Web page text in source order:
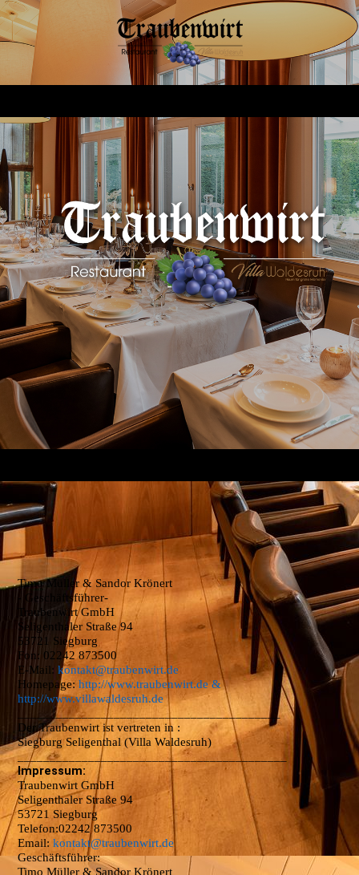
Timo Müller & Sandor Krönert
- Geschäftsführer-
Traubenwirt GmbH
Seligenthaler Straße 94
53721 Siegburg
Fon: 02242 873500
E-Mail:kontakt@traubenwirt.de
Homepage:http://www.traubenwirt.de &
http://www.villawaldesruh.de
_________________________________________
Der Traubenwirt ist vertreten in :
Siegburg Seligenthal (Villa Waldesruh)
__________________________________________
Impressum:
Traubenwirt GmbH
Seligenthaler Straße 94
53721 Siegburg
Telefon:02242 873500
Email:kontakt@traubenwirt.de
Geschäftsführer:
Timo Müller & Sandor Krönert